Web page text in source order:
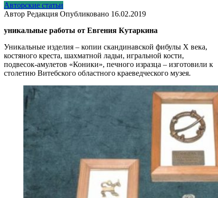
Авторские статьи
Автор Редакция Опубликовано 16.02.2019
уникальные работы от Евгения Кутаркина
Уникальные изделия – копии скандинавской фибулы Х века,
костяного креста, шахматной ладьи, игральной кости,
подвесок-амулетов «Коники», печного изразца – изготовили к
столетию Витебского областного краеведческого музея.